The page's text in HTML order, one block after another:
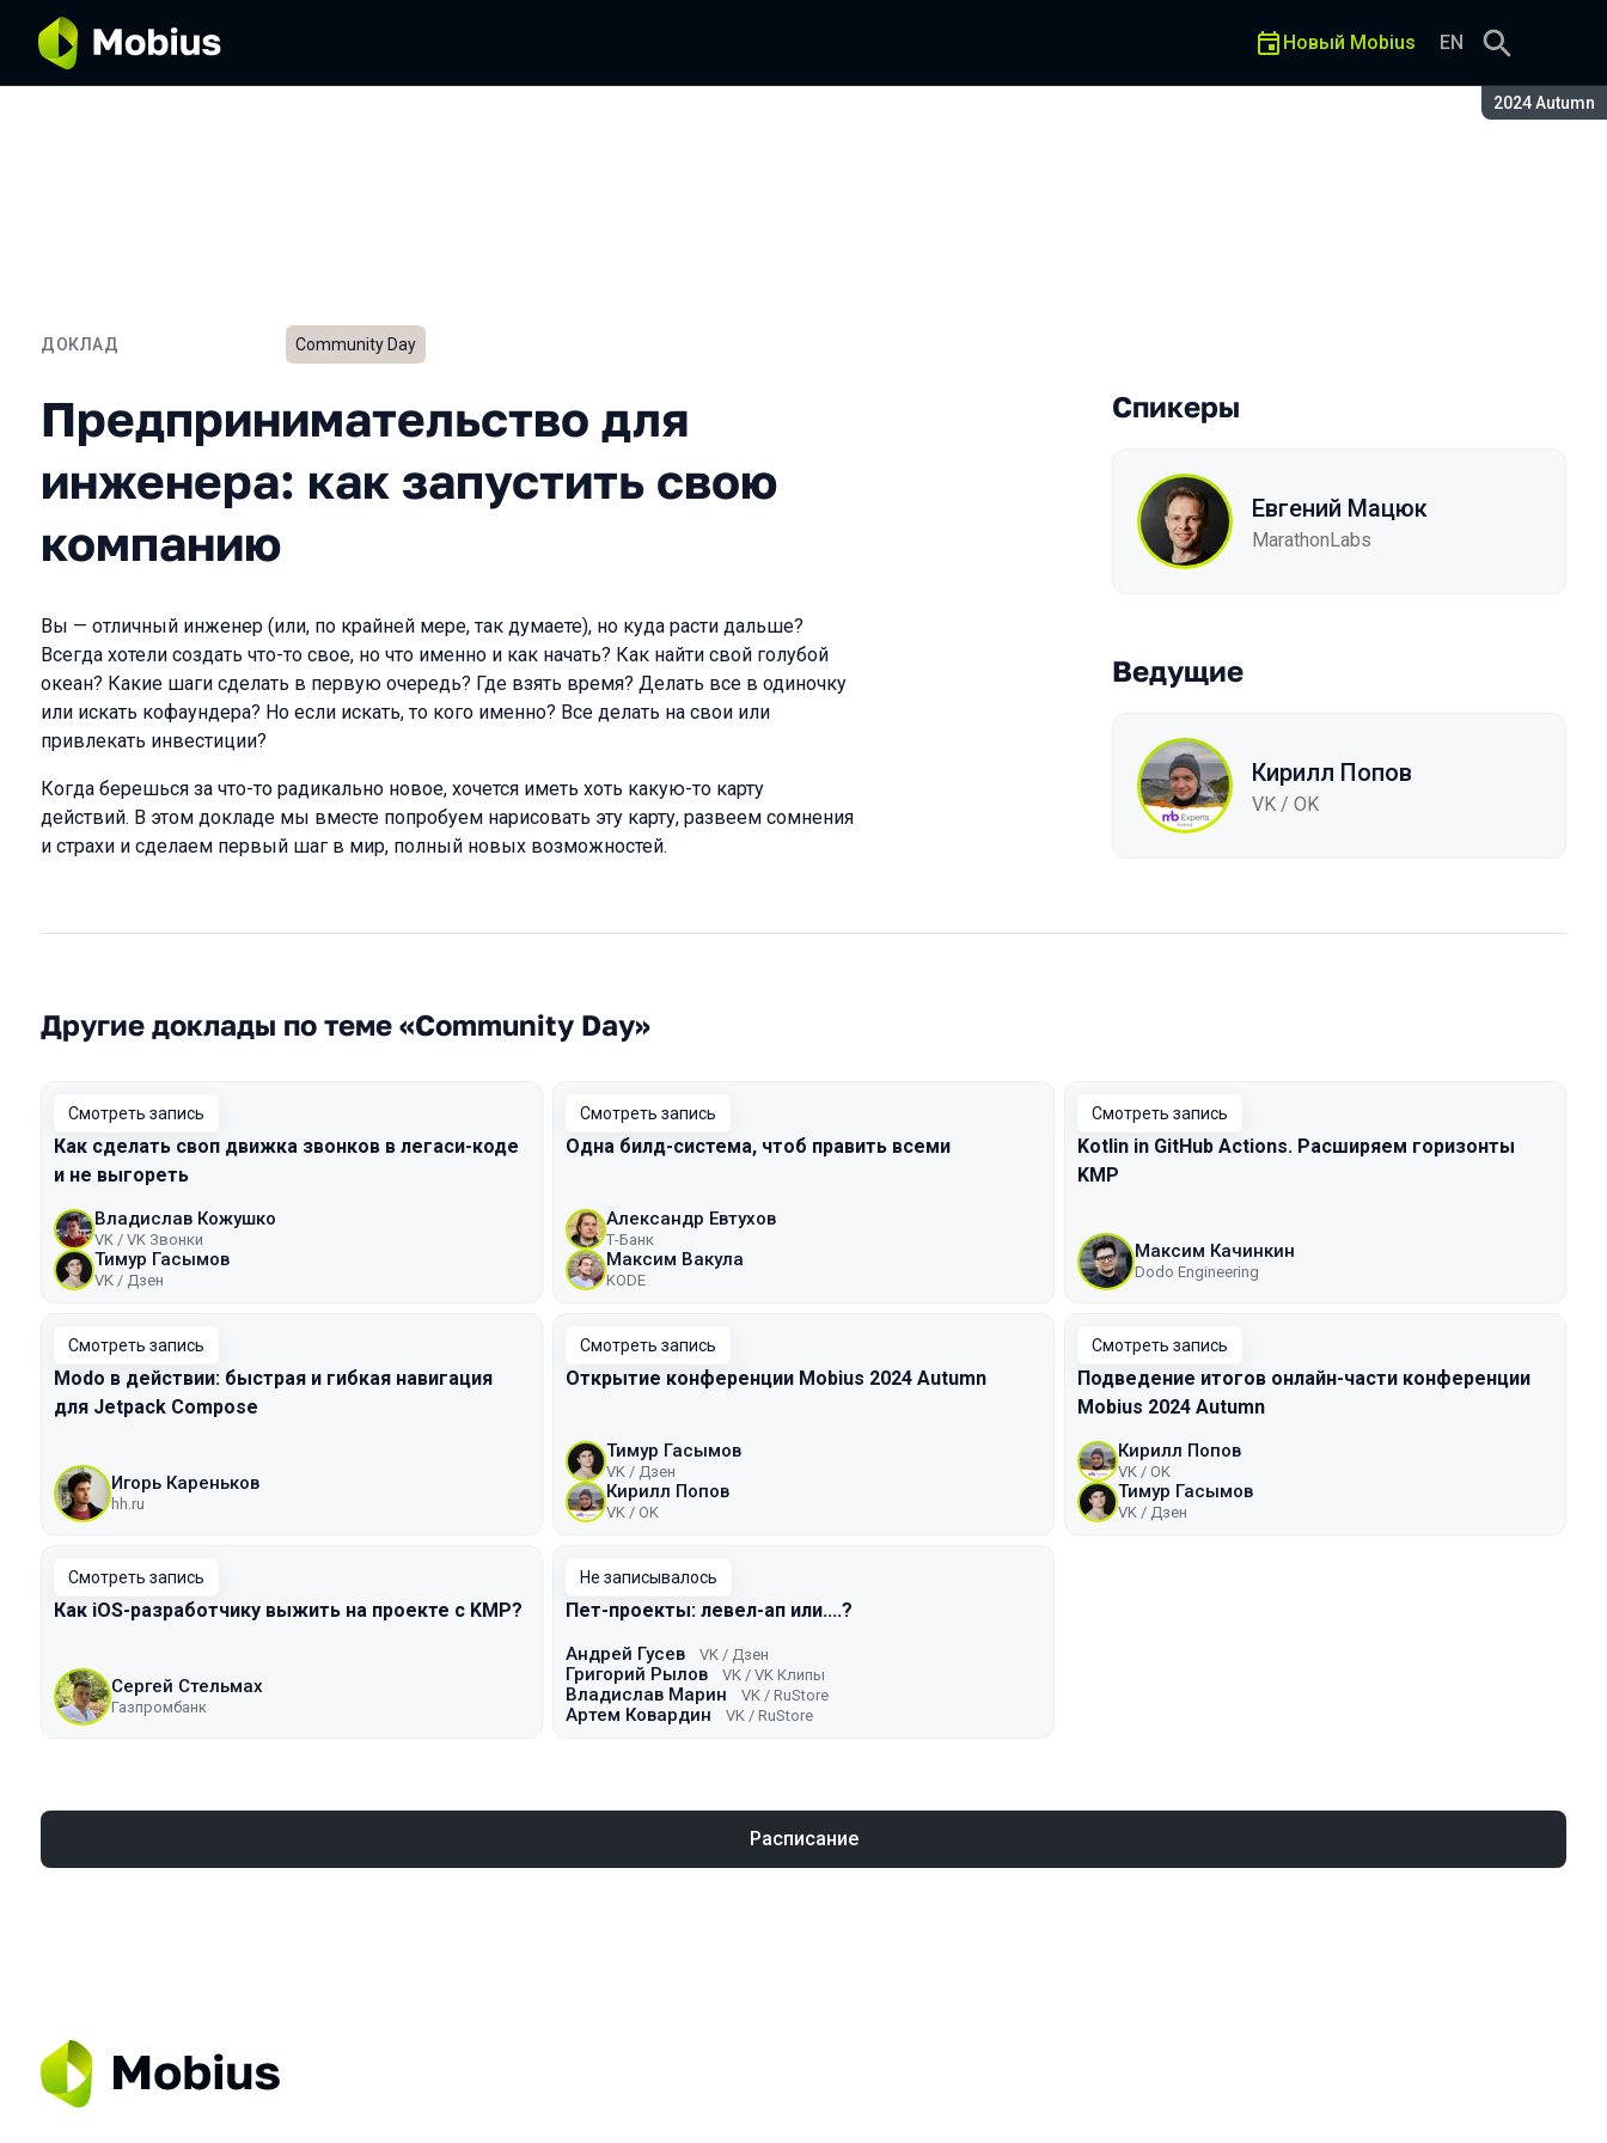
Сезон:
2024 Autumn
Новый Mobius EN
ДОКЛАД
Предпринимательство для инженера: как запустить свою компанию
Community Day
Предпринимательство для
инженера: как запустить свою
компанию
Вы — отличный инженер (или, по крайней мере, так думаете), но куда расти дальше?
Всегда хотели создать что-то свое, но что именно и как начать? Как найти свой голубой
океан? Какие шаги сделать в первую очередь? Где взять время? Делать все в одиночку
или искать кофаундера? Но если искать, то кого именно? Все делать на свои или
привлекать инвестиции?
Когда берешься за что-то радикально новое, хочется иметь хоть какую-то карту
действий. В этом докладе мы вместе попробуем нарисовать эту карту, развеем сомнения
и страхи и сделаем первый шаг в мир, полный новых возможностей.
Спикеры
Евгений Мацюк
MarathonLabs
Ведущие
Кирилл Попов
VK / ОK
Другие доклады по теме «Community Day»
Смотреть запись
Как сделать своп движка звонков в легаси-коде
и не выгореть
Владислав Кожушко
VK / VK Звонки
Тимур Гасымов
VK / Дзен
Смотреть запись
Одна билд-система, чтоб править всеми
Александр Евтухов
Т-Банк
Максим Вакула
KODE
Смотреть запись
Kotlin in GitHub Actions. Расширяем горизонты
KMP
Максим Качинкин
Dodo Engineering
Смотреть запись
Modo в действии: быстрая и гибкая навигация
для Jetpack Compose
Игорь Кареньков
hh.ru
Смотреть запись
Открытие конференции Mobius 2024 Autumn
Тимур Гасымов
VK / Дзен
Кирилл Попов
VK / ОK
Смотреть запись
Подведение итогов онлайн-части конференции
Mobius 2024 Autumn
Кирилл Попов
VK / ОK
Тимур Гасымов
VK / Дзен
Смотреть запись
Как iOS-разработчику выжить на проекте с KMP?
Сергей Стельмах
Газпромбанк
Не записывалось
Пет-проекты: левел-ап или....?
Андрей Гусев VK / Дзен
Григорий Рылов VK / VK Клипы
Владислав Марин VK / RuStore
Артем Ковардин VK / RuStore
Расписание